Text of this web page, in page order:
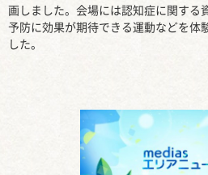
画しました。会場には認知症に関する
予防に効果が期待できる運動などを体
した。